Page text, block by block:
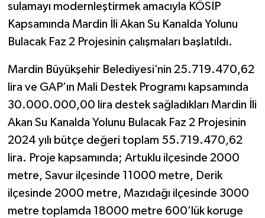
sulamayı modernleştirmek amacıyla KÖSİP
Kapsamında Mardin İli Akan Su Kanalda Yolunu
Bulacak Faz 2 Projesinin çalışmaları başlatıldı.
Mardin Büyükşehir Belediyesi’nin 25.719.470,62
lira ve GAP’ın Mali Destek Programı kapsamında
30.000.000,00 lira destek sağladıkları Mardin İli
Akan Su Kanalda Yolunu Bulacak Faz 2 Projesinin
2024 yılı bütçe değeri toplam 55.719.470,62
lira. Proje kapsamında; Artuklu ilçesinde 2000
metre, Savur ilçesinde 11000 metre, Derik
ilçesinde 2000 metre, Mazıdağı ilçesinde 3000
metre toplamda 18000 metre 600’lük koruge